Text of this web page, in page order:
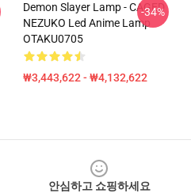
Demon Slayer Lamp - CAGED
NEZUKO Led Anime Lamp
OTAKU0705
₩3,443,622 - ₩4,132,622
-34%
안심하고 쇼핑하세요